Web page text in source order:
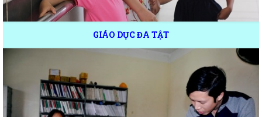
GIÁO DỤC ĐA TẬT